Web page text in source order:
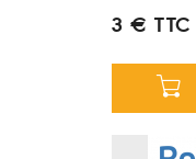
3 € TTC